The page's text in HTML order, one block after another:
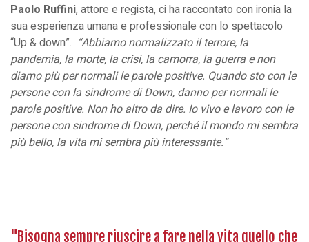
Paolo Ruffini, attore e regista, ci ha raccontato con ironia la
sua esperienza umana e professionale con lo spettacolo
“Up & down”. “Abbiamo normalizzato il terrore, la
pandemia, la morte, la crisi, la camorra, la guerra e non
diamo più per normali le parole positive. Quando sto con le
persone con la sindrome di Down, danno per normali le
parole positive. Non ho altro da dire. Io vivo e lavoro con le
persone con sindrome di Down, perché il mondo mi sembra
più bello, la vita mi sembra più interessante.”
"Bisogna sempre riuscire a fare nella vita quello che